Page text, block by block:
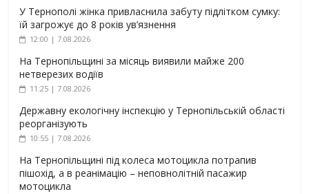
У Тернополі жінка привласнила забуту підлітком сумку:
їй загрожує до 8 років ув’язнення
12:00 | 7.08.2026
На Тернопільщині за місяць виявили майже 200
нетверезих водіїв
11:25 | 7.08.2026
Державну екологічну інспекцію у Тернопільській області
реорганізують
10:55 | 7.08.2026
На Тернопільщині під колеса мотоцикла потрапив
пішохід, а в реанімацію – неповнолітній пасажир
мотоцикла